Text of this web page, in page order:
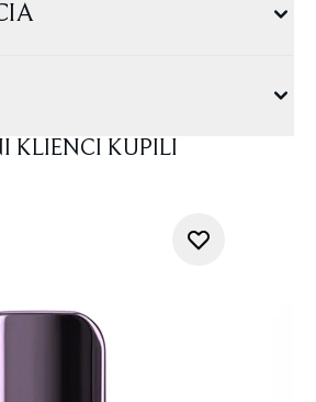
KLIENCI KUPILI